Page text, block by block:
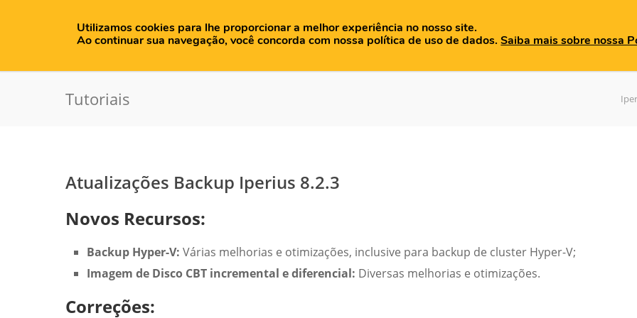
HOME QUEM SOMOS PRODUTOS BLOG MATERIAIS
Tutoriais
Atualizações Backup Iperius 8.2.3
Novos Recursos:
Backup Hyper-V: Várias melhorias e otimizações, inclusive para backup de cluster Hyper-V;
Imagem de Disco CBT incremental e diferencial: Diversas melhorias e otimizações.
Correções:
Utilizamos cookies para lhe proporcionar a melhor experiência no nosso site.
Ao continuar sua navegação, você concorda com nossa política de uso de dados.Saiba mais sobre nossa